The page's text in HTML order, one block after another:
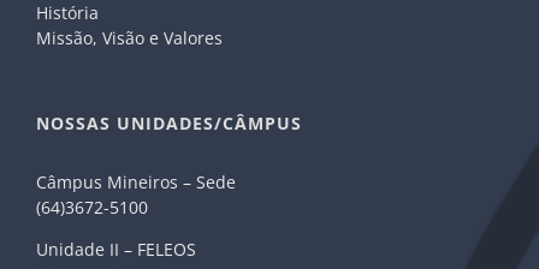
História
Missão, Visão e Valores
NOSSAS UNIDADES/CÂMPUS
Câmpus Mineiros – Sede
(64)3672-5100
Unidade II – FELEOS